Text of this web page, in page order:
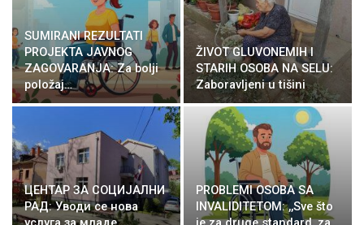
SUMIRANI REZULTATI
PROJEKTA JAVNOG
ZAGOVARANJA: Za bolji
položaj…
ŽIVOT GLUVONEMIH I
STARIH OSOBA NA SELU:
Zaboravljeni u tišini
ЦЕНТАР ЗА СОЦИЈАЛНИ
РАД: Уводи се нова
PROBLEMI OSOBA SA
INVALIDITETOM: ,,Sve što